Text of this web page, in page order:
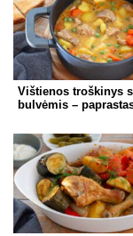
Vištienos troškinys
bulvėmis –